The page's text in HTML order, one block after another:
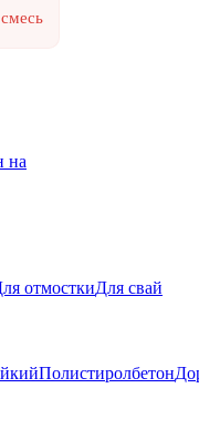
на
отмосткиДля свай
Полистиролбетон